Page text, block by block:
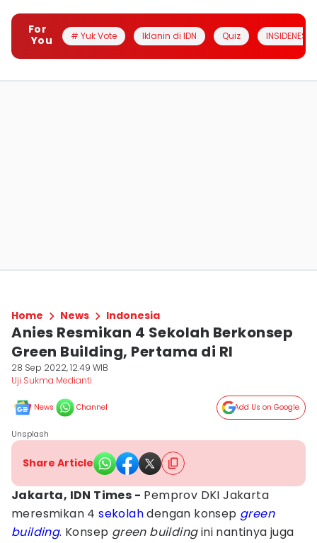
For
You
# Yuk Vote Iklanin di IDN Quiz INSIDENESIA
Home News Indonesia
Anies Resmikan 4 Sekolah Berkonsep
Green Building, Pertama di RI
28 Sep 2022, 12:49 WIB
Uji Sukma Medianti
News Channel Add Us on Google
Unsplash
Share Article
Jakarta, IDN Times - Pemprov DKI Jakarta
meresmikan 4sekolahdengan konsep green
building. Konsep green buildingini nantinya juga